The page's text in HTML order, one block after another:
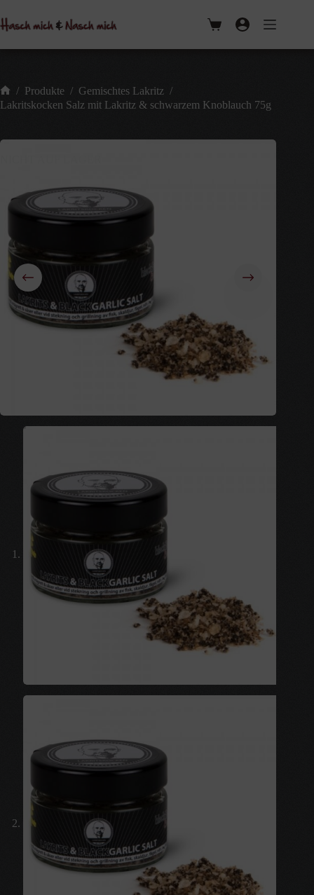
Inhalt
springen
Warenkorb
Start
/ Produkte / Gemischtes Lakritz /
Lakritskocken Salz mit Lakritz & schwarzem Knoblauch 75g